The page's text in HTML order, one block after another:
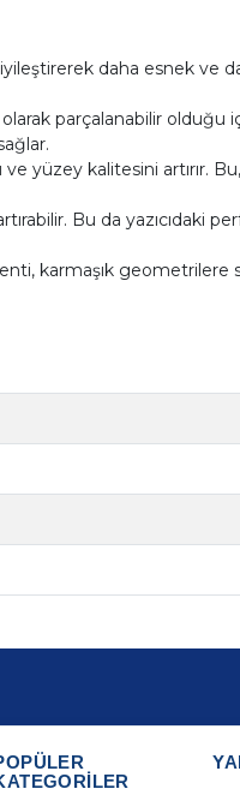
iyileştirerek daha esnek
parçalanabilir
ve yüzey kalitesini
artırabilir. Bu da
karmaşık